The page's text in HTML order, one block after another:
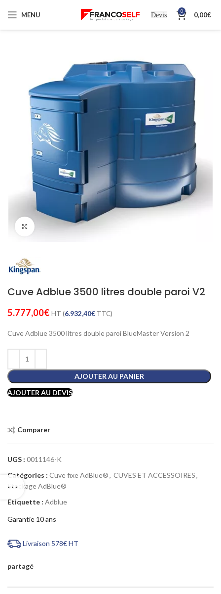
MENU Devis 0 0,00€
Cliquez pour agrandir
Cuve Adblue 3500 litres double paroi V2
5.777,00€ HT (6.932,40€ TTC)
Cuve Adblue 3500 litres double paroi BlueMaster Version 2
AJOUTER AU PANIER
AJOUTER AU DEVIS
Comparer
UGS : 0011146-K
Catégories : Cuve fixe AdBlue®, CUVES ET ACCESSOIRES,
Stockage AdBlue®
Étiquette : Adblue
Garantie 10 ans
Livraison 578€ HT
partagé